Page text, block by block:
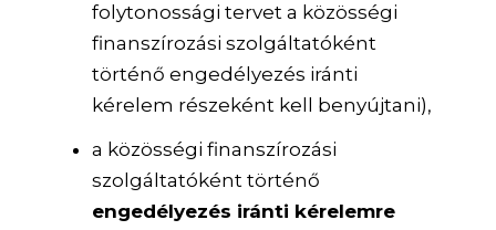
folytonossági tervet a közösségi
finanszírozási szolgáltatóként
történő engedélyezés iránti
kérelem részeként kell benyújtani),
a közösségi finanszírozási
szolgáltatóként történő
engedélyezés iránti kérelemre